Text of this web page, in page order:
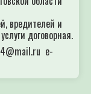
вредителей и
договорная.
e-